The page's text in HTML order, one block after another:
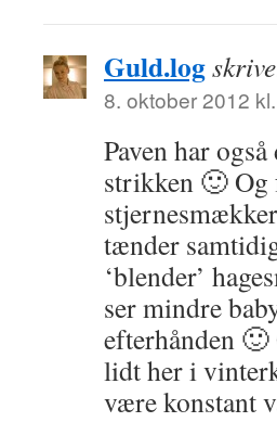
Guld.log
8. oktober 2012
Paven har
strikken 🙂 Og
tænder
‘blender’
ser mindre
efterhånden 🙂
lidt her i
være konstant